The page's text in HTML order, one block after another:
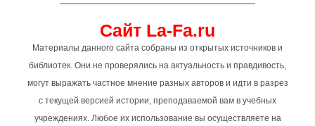
Сайт La-Fa.ru
Материалы данного сайта собраны из открытых источников и
библиотек. Они не проверялись на актуальность и правдивость,
могут выражать частное мнение разных авторов и идти в разрез
с текущей версией истории, преподаваемой вам в учебных
учреждениях. Любое их использование вы осуществляете на